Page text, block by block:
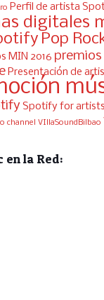
Perfil de artista
digitales
Pop
MIN 2016
Presentación de
Spotify for artists
channel VIllaSoundBilbao
en la Red: